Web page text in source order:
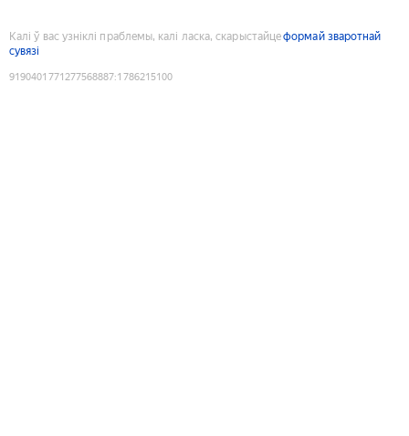
Калі ў вас узніклі праблемы, калі ласка, скарыстайцеформай зваротнай
сувязі
9190401771277568887:1786215100